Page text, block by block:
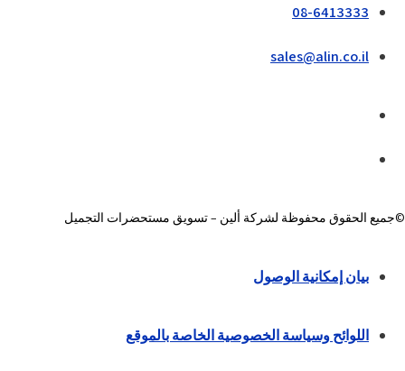
08-6413333
sales@alin.co.il
©جميع الحقوق محفوظة لشركة ألين – تسويق مستحضرات التجميل
بيان إمكانية الوصول
اللوائح وسياسة الخصوصية الخاصة بالموقع